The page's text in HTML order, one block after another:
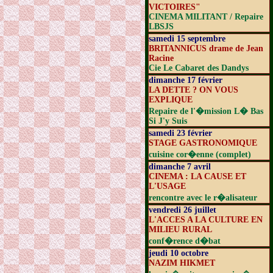
VICTOIRES"
CINEMA MILITANT / Repaire
LBSJS
samedi 15 septembre
BRITANNICUS drame de Jean
Racine
Cie Le Cabaret des Dandys
dimanche 17 février
LA DETTE ? ON VOUS
EXPLIQUE
Repaire de l'�mission L� Bas
Si J'y Suis
samedi 23 février
STAGE GASTRONOMIQUE
cuisine cor�enne (complet)
dimanche 7 avril
CINEMA : LA CAUSE ET
L'USAGE
rencontre avec le r�alisateur
vendredi 26 juillet
L'ACCES A LA CULTURE EN
MILIEU RURAL
conf�rence d�bat
jeudi 10 octobre
NAZIM HIKMET